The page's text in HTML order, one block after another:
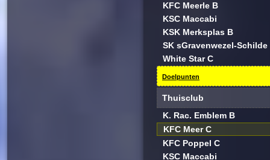
KFC Meerle B
KSC Maccabi
KSK Merksplas B
SK sGravenwezel-Schilde
White Star C
Doelpunten
Thuisclub
K. Rac. Emblem B
KFC Meer C
KFC Poppel C
KSC Maccabi